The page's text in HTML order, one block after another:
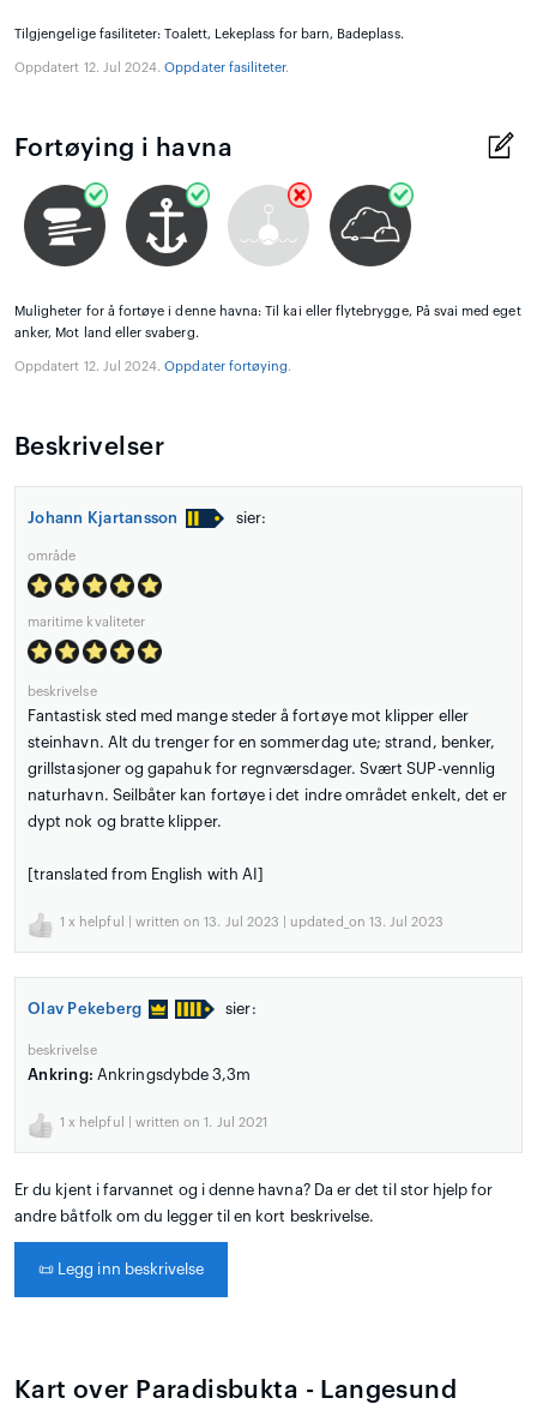
Tilgjengelige fasiliteter: Toalett, Lekeplass for barn, Badeplass.
Oppdatert 12. Jul 2024.Oppdater fasiliteter.
Fortøying i havna
Muligheter for å fortøye i denne havna: Til kai eller flytebrygge, På svai med eget
anker, Mot land eller svaberg.
Oppdatert 12. Jul 2024.Oppdater fortøying.
Beskrivelser
Johann Kjartansson sier:
område
maritime kvaliteter
beskrivelse
Fantastisk sted med mange steder å fortøye mot klipper eller
steinhavn. Alt du trenger for en sommerdag ute; strand, benker,
grillstasjoner og gapahuk for regnværsdager. Svært SUP-vennlig
naturhavn. Seilbåter kan fortøye i det indre området enkelt, det er
dypt nok og bratte klipper.
[translated from English with AI]
1 x helpful | written on 13. Jul 2023 | updated_on 13. Jul 2023
Olav Pekeberg sier:
beskrivelse
Ankring: Ankringsdybde 3,3m
1 x helpful | written on 1. Jul 2021
Er du kjent i farvannet og i denne havna? Da er det til stor hjelp for
andre båtfolk om du legger til en kort beskrivelse.
📜 Legg inn beskrivelse
Kart over Paradisbukta - Langesund